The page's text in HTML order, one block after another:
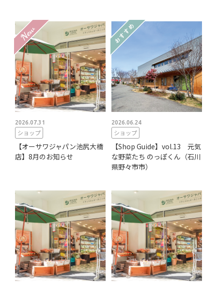
2026.07.31
ショップ
【オーサワジャパン池尻大橋
店】8月のお知らせ
2026.06.24
ショップ
【Shop Guide】vol.13 元気
な野菜たち のっぽくん（石川
県野々市市）